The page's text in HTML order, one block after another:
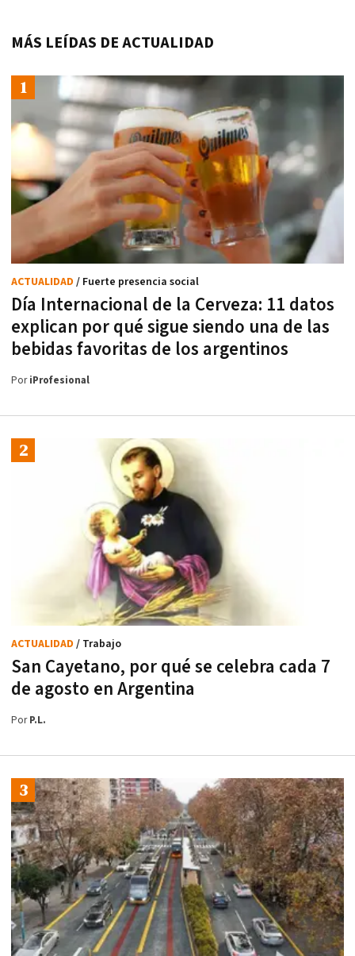
MÁS LEÍDAS DE ACTUALIDAD
Día Internacional de la Cerveza: 11 datos
explican por qué sigue siendo una de las
bebidas favoritas de los argentinos
ACTUALIDAD / Fuerte presencia social
PoriProfesional
San Cayetano, por qué se celebra cada 7
de agosto en Argentina
ACTUALIDAD / Trabajo
PorP.L.